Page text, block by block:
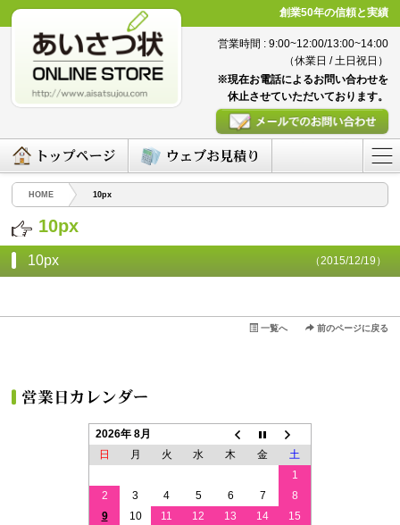
創業50年の信頼と実績
営業時間 : 9:00~12:00/13:00~14:00
（休業日 / 土日祝日）
※現在お電話によるお問い合わせを
休止させていただいております。
HOME 10px
10px
10px （2015/12/19）
一覧へ 前のページに戻る
2026年 8月
日
月 火 水 木 金
土
1
2
3 4 5 6 7
8
9
10 11 12 13 14
15